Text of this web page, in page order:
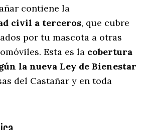
contiene la
civil a terceros, que cubre
por tu mascota a otras
Esta es la cobertura
la nueva Ley de Bienestar
del Castañar y en toda